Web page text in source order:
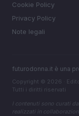
Cookie Policy
Privacy Policy
Note legali
futurodonna.it è una
Copyright © 2026 ·
Tutti i diritti riservati
I contenuti sono curati
realizzati in